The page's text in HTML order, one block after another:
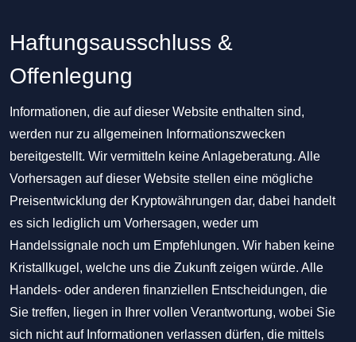
Haftungsausschluss &
Offenlegung
Informationen, die auf dieser Website enthalten sind,
werden nur zu allgemeinen Informationszwecken
bereitgestellt. Wir vermitteln keine Anlageberatung. Alle
Vorhersagen auf dieser Website stellen eine mögliche
Preisentwicklung der Kryptowährungen dar, dabei handelt
es sich lediglich um Vorhersagen, weder um
Handelssignale noch um Empfehlungen. Wir haben keine
Kristallkugel, welche uns die Zukunft zeigen würde. Alle
Handels- oder anderen finanziellen Entscheidungen, die
Sie treffen, liegen in Ihrer vollen Verantwortung, wobei Sie
sich nicht auf Informationen verlassen dürfen, die mittels